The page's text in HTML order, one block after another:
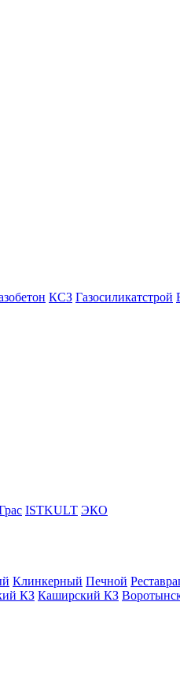
КСЗ Газосиликатстрой
ISTKULT ЭКО
Клинкерный Печной
КЗ Каширский КЗ